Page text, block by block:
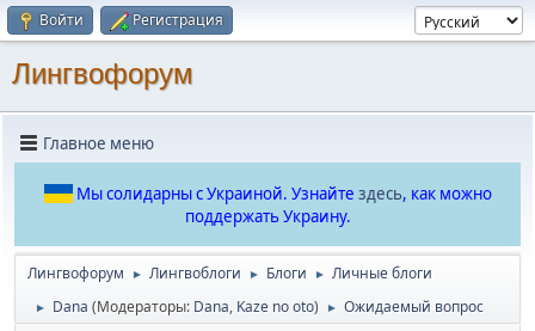
Войти Регистрация
Лингвофорум
Главное меню
Мы солидарны с Украиной. Узнайте здесь, как можно
поддержать Украину.
Лингвофорум ► Лингвоблоги ► Блоги ► Личные блоги
► Dana (Модераторы: Dana, Kaze no oto) ► Ожидаемый вопрос